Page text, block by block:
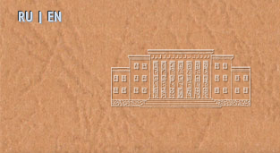
RU | EN